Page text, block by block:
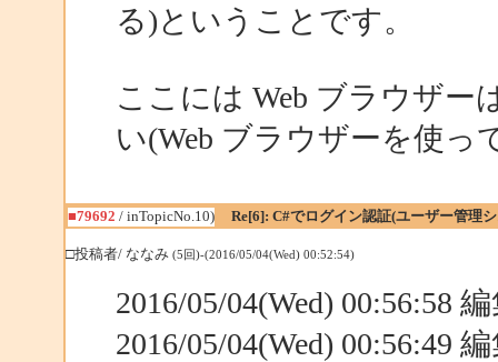
る)ということです。
ここには Web ブラウザー
い(Web ブラウザーを使
■79692 / inTopicNo.10) Re[6]: C#でログイン認証(ユーザー管理
□投稿者/ ななみ (5回)-(2016/05/04(Wed) 00:52:54)
2016/05/04(Wed) 00:56:58
2016/05/04(Wed) 00:56:49